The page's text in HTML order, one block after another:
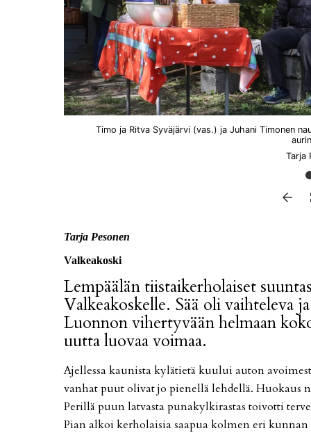
Timo ja Ritva Syväjärvi (vas.) ja Juhani Timonen
Tarja
Tar­ja Pe­so­nen
Val­ke­a­kos­ki
Lem­pää­län tiis­tai­ker­ho­lai­set
Val­ke­a­kos­kel­le. Sää oli vaih­te­le­va
Luon­non vi­her­ty­vään hel­maan
uut­ta luo­vaa voi­maa.
Ajel­les­sa kau­nis­ta ky­lä­tie­tä kuu­lui au­ton
van­hat puut oli­vat jo pie­nel­lä leh­del­lä. Huo­kaus
Pe­ril­lä puun lat­vas­ta pu­na­kyl­ki­ras­tas toi­vot­ti
Pian al­koi ker­ho­lai­sia saa­pua kol­men eri kun­nan